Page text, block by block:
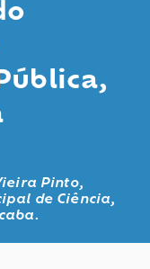
Pinto,
de Ciência,